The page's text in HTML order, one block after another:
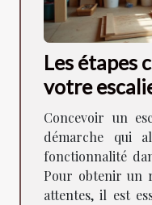
Les étapes
votre
Concevoir un
démarche qui
fonctionnalité
Pour obtenir un
attentes, il est